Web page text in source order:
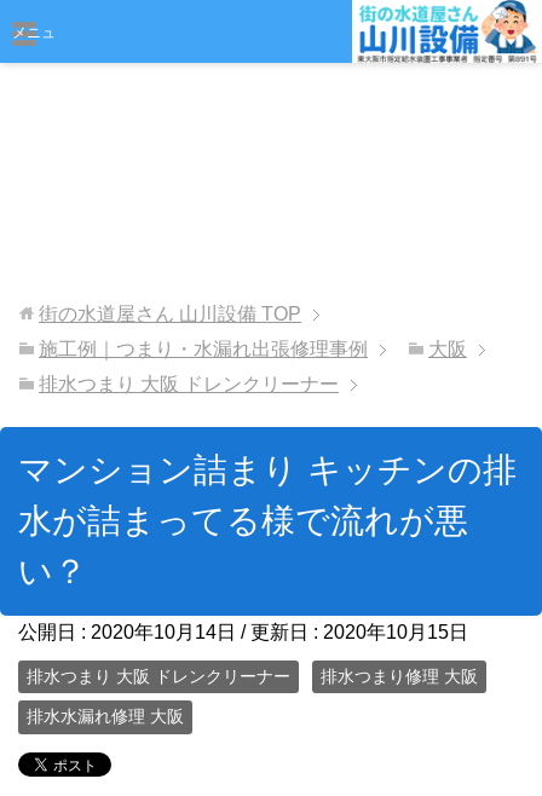
メニュ
街の水道屋さん 山川設備 TOP
施工例｜つまり・水漏れ出張修理事例
大阪
排水つまり 大阪 ドレンクリーナー
マンション詰まり キッチンの排
水が詰まってる様で流れが悪
い？
公開日 : 2020年10月14日 / 更新日 : 2020年10月15日
排水つまり 大阪 ドレンクリーナー 排水つまり修理 大阪
排水水漏れ修理 大阪